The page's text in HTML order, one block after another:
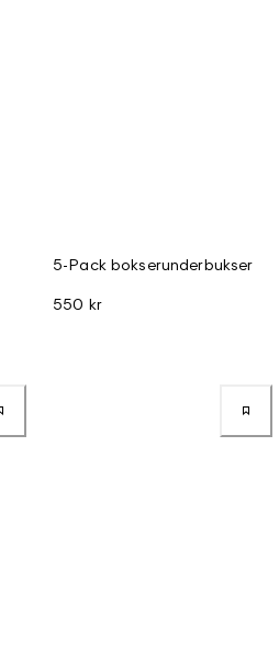
5-Pack bokserunderbukser
550 kr